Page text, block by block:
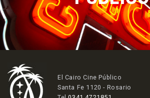
El Cairo Cine Público
Santa Fe 1120 - Rosario